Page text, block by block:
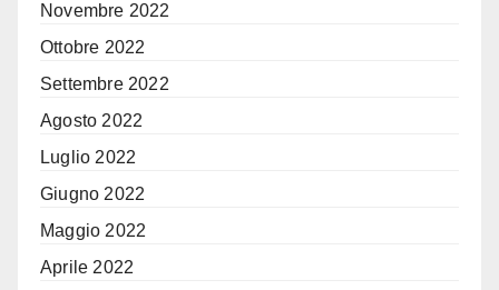
Novembre 2022
Ottobre 2022
Settembre 2022
Agosto 2022
Luglio 2022
Giugno 2022
Maggio 2022
Aprile 2022